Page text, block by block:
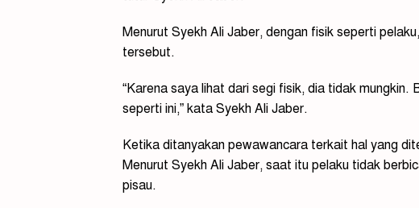
Menurut Syekh Ali Jaber, dengan fisik seperti
tersebut.
“Karena saya lihat dari segi fisik, dia tidak mungkin.
seperti ini,” kata Syekh Ali Jaber.
Ketika ditanyakan pewawancara terkait hal yang
Menurut Syekh Ali Jaber, saat itu pelaku tidak
pisau.